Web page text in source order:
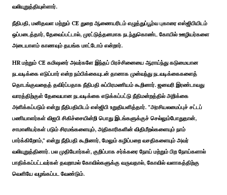
வலியுறுத்தியுள்ளார்.
நீதிபதி, மனிதவள மற்றும் CE துறை ஆணையரிடம் எழுத்துப்பூர்வ புகாரை எஸ்ஜிபியிடம்
ஒப்படைத்தார், தேவைப்பட்டால், முரட்டுத்தனமாக நடந்துகொண்ட கோயில் ஊழியர்களை
அடையாளம் காணவும் தயங்க மாட்டோம் என்றார்.
HR மற்றும் CE கமிஷனர் அவர்களே இந்தப் பிரச்சினையை ஆராய்ந்து கடுமையான
நடவடிக்கை எடுப்பார் என்ற நம்பிக்கையுடன் தானாக முன்வந்து நடவடிக்கைகளைத்
தொடங்குவதைத் தவிர்ப்பதாக நீதிபதி சுப்பிரமணியம் கூறினார். ஜனவரி இரண்டாவது
வாரத்திற்குள் தேவையான நடவடிக்கை எடுக்கப்பட்டு நீதிமன்றத்தில் அறிக்கை
அளிக்கப்படும் என்று நீதிபதியிடம் எஸ்ஜிபி உறுதியளித்தார். "அரசியலமைப்புச் சட்டப்
பணியாளர்கள் விஐபி சிகிச்சையின்றி பொது இடங்களுக்குச் செல்லும்போதுதான்,
சாமானியர்கள் படும் சிரமங்களையும், அதிகாரிகளின் விதிமீறல்களையும் நாம்
பார்க்கிறோம்," என்று நீதிபதி கூறினார், மேலும் கழிப்பறை வசதிகளையும் அவர்
வலியுறுத்தினார். பல முதியோர்கள், குறிப்பாக சர்க்கரை நோய் மற்றும் பிற நோய்களால்
பாதிக்கப்பட்டவர்கள் தவறாமல் கோவில்களுக்கு வருவதால், கோவில் வளாகத்திற்கு
வெளியே வழங்கப்பட வேண்டும்.